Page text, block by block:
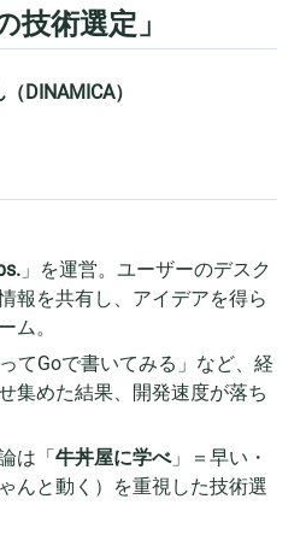
技術選定」
DINAMICA）
」を運営。ユーザーのデスク
報を共有し、アイデアを得ら
ム。
てGoで書いてみる」など、経
集めた結果、開発速度が落ち
は「 牛丼屋に学べ」＝早い・
んと動く）を重視した技術選